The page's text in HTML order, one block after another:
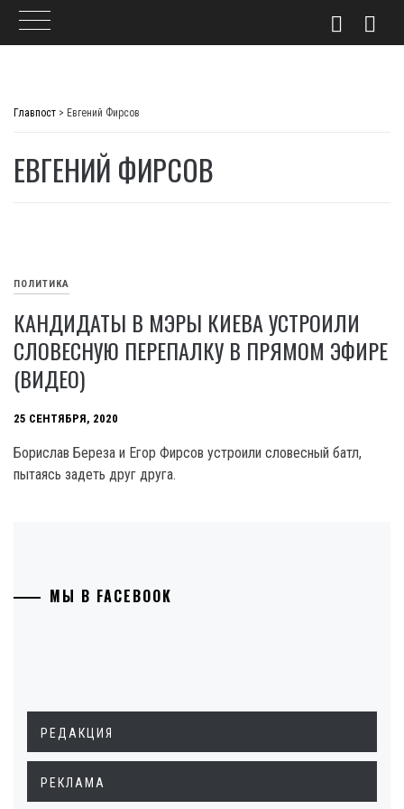
Главпост > Евгений Фирсов
ЕВГЕНИЙ ФИРСОВ
ПОЛИТИКА
КАНДИДАТЫ В МЭРЫ КИЕВА УСТРОИЛИ
СЛОВЕСНУЮ ПЕРЕПАЛКУ В ПРЯМОМ ЭФИРЕ
(ВИДЕО)
25 СЕНТЯБРЯ, 2020
Борислав Береза и Егор Фирсов устроили словесный батл,
пытаясь задеть друг друга.
МЫ В FACEBOOK
РЕДАКЦИЯ
РЕКЛАМА